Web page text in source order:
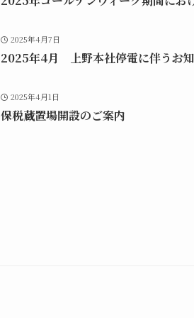
2025年4月7日
2025年4月 上野本社停電に伴うお
2025年4月1日
保税蔵置場開設のご案内